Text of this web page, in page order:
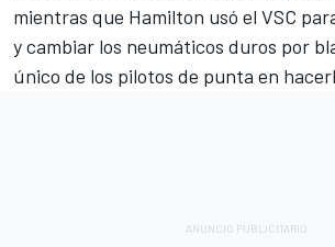
mientras que Hamilton usó el VSC
y cambiar los neumáticos duros por
único de los pilotos de punta en